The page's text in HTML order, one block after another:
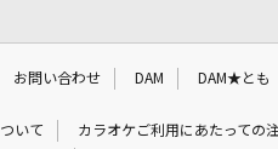
お問い合わせ DAM DAM★とも
いて カラオケご利用にあたっての